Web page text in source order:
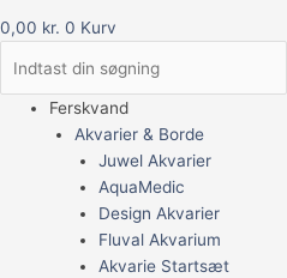
0,00 kr. 0 Kurv
Ferskvand
Akvarier & Borde
Juwel Akvarier
AquaMedic
Design Akvarier
Fluval Akvarium
Akvarie Startsæt